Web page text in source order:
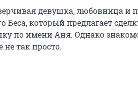
девушка, любовница и
Беса, который предлагает
по имени Аня. Однако
так просто.